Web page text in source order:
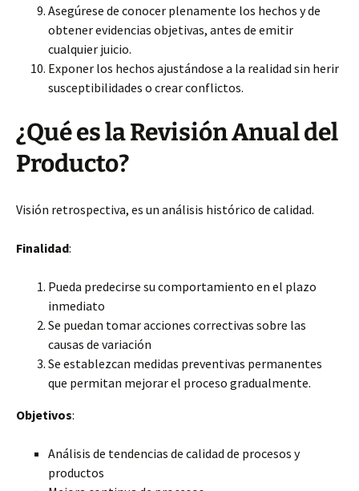
Asegúrese de conocer plenamente los hechos y de
obtener evidencias objetivas, antes de emitir
cualquier juicio.
Exponer los hechos ajustándose a la realidad sin herir
susceptibilidades o crear conflictos.
¿Qué es la Revisión Anual del
Producto?
Visión retrospectiva, es un análisis histórico de calidad.
Finalidad:
Pueda predecirse su comportamiento en el plazo
inmediato
Se puedan tomar acciones correctivas sobre las
causas de variación
Se establezcan medidas preventivas permanentes
que permitan mejorar el proceso gradualmente.
Objetivos:
Análisis de tendencias de calidad de procesos y
productos